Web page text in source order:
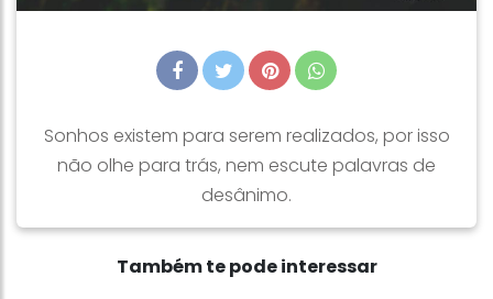
Sonhos existem para serem realizados, por isso
não olhe para trás, nem escute palavras de
desânimo.
Também te pode interessar